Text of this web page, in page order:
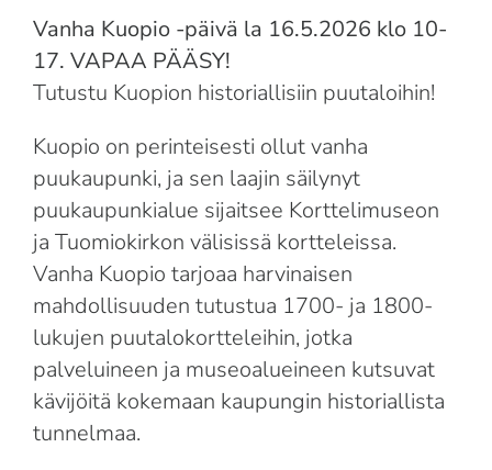
Vanha Kuopio -päivä la 16.5.2026 klo 10-
17. VAPAA PÄÄSY!
Tutustu Kuopion historiallisiin puutaloihin!
Kuopio on perinteisesti ollut vanha
puukaupunki, ja sen laajin säilynyt
puukaupunkialue sijaitsee Korttelimuseon
ja Tuomiokirkon välisissä kortteleissa.
Vanha Kuopio tarjoaa harvinaisen
mahdollisuuden tutustua 1700- ja 1800-
lukujen puutalokortteleihin, jotka
palveluineen ja museoalueineen kutsuvat
kävijöitä kokemaan kaupungin historiallista
tunnelmaa.